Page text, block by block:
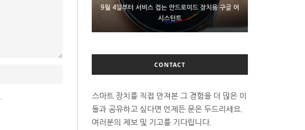
9월 4일부터 서비스 접는 안드로이드 장치용 구글 어
시스턴트
FMS 2026서 차세대 3D 메모리 ZHBM·ZNAND-O
모형 처음 선보인 삼성전자
에이수스 구글북 ‘CX9406’ 제품 이미지 유출
CONTACT
스마트 장치를 직접 만져본 그 경험을 더 많은 이
들과 공유하고 싶다면 언제든 문은 두드리세요.
여러분의 제보 및 기고를 기다립니다.